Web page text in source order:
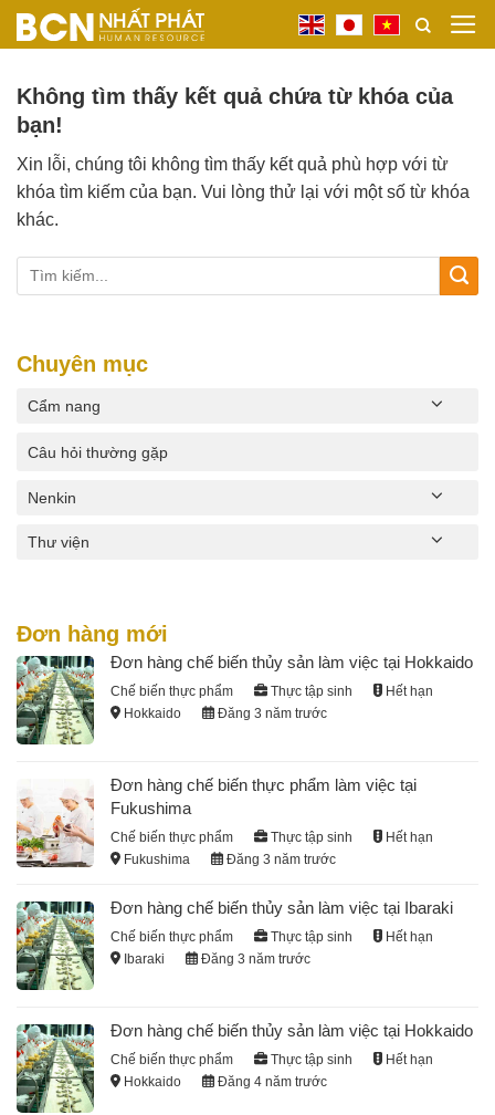
Bỏ
qua
dung
Chuyên mục
Cẩm nang
Câu hỏi thường gặp
Nenkin
Thư viện
Không tìm thấy kết quả chứa từ khóa của
bạn!
Xin lỗi, chúng tôi không tìm thấy kết quả phù hợp với từ
khóa tìm kiếm của bạn. Vui lòng thử lại với một số từ khóa
khác.
Đơn hàng mới
Đơn hàng chế biến thủy sản làm việc tại Hokkaido
Chế biến thực phẩm Thực tập sinh
Hết hạn
Hokkaido
Đăng 3 năm trước
Đơn hàng chế biến thực phẩm làm việc tại
Fukushima
Chế biến thực phẩm Thực tập sinh
Hết hạn
Fukushima
Đăng 3 năm trước
Đơn hàng chế biến thủy sản làm việc tại Ibaraki
Chế biến thực phẩm Thực tập sinh
Hết hạn
Ibaraki
Đăng 3 năm trước
Đơn hàng chế biến thủy sản làm việc tại Hokkaido
Chế biến thực phẩm Thực tập sinh
Hết hạn
Hokkaido
Đăng 4 năm trước